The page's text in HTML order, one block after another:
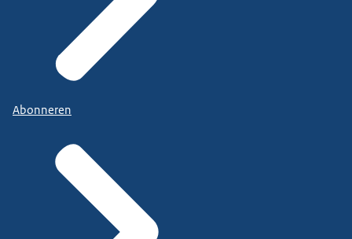
Abonneren